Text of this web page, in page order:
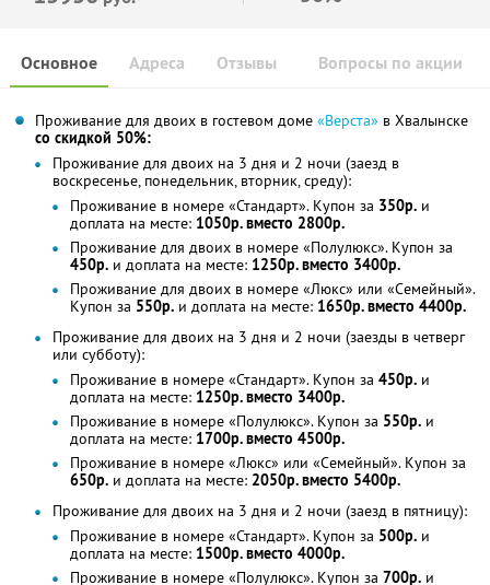
Основное Отзывы Вопросы по акции
Адреса
Проживание для двоих в гостевом доме «Верста» в Хвалынске
со скидкой 50%:
Проживание для двоих на 3 дня и 2 ночи (заезд в
воскресенье, понедельник, вторник, среду):
Проживание в номере «Стандарт». Купон за 350р. и
доплата на месте: 1050р. вместо 2800р.
Проживание для двоих в номере «Полулюкс». Купон за
450р. и доплата на месте: 1250р. вместо 3400р.
Проживание для двоих в номере «Люкс» или «Семейный».
Купон за 550р. и доплата на месте: 1650р. вместо 4400р.
Проживание для двоих на 3 дня и 2 ночи (заезды в четверг
или субботу):
Проживание в номере «Стандарт». Купон за 450р. и
доплата на месте: 1250р. вместо 3400р.
Проживание в номере «Полулюкс». Купон за 550р. и
доплата на месте: 1700р. вместо 4500р.
Проживание в номере «Люкс» или «Семейный». Купон за
650р. и доплата на месте: 2050р. вместо 5400р.
Проживание для двоих на 3 дня и 2 ночи (заезд в пятницу):
Проживание в номере «Стандарт». Купон за 500р. и
доплата на месте: 1500р. вместо 4000р.
Проживание в номере «Полулюкс». Купон за 700р. и